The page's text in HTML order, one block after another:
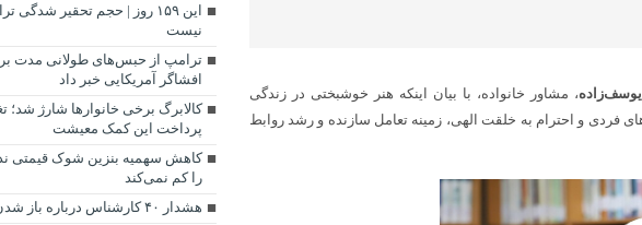
، مشاور خانواده، با بیان اینکه هنر خوشبختی در زندگی
فردی و احترام به خلقت الهی، زمینه تعامل سازنده و رشد روابط
این ۱۵۹ روز | حجم تحقیر
نیست
ترامپ از حبس‌های طولانی مدت
افشاگر آمریکایی خبر داد
کالابرگ برخی خانوارها شارژ شد؛
پرداخت این کمک معیشت
کاهش سهمیه بنزین شوک قیمتی
را کم نمی‌کند
هشدار ۴۰ کارشناس درباره باز شدن تنگه هرمز